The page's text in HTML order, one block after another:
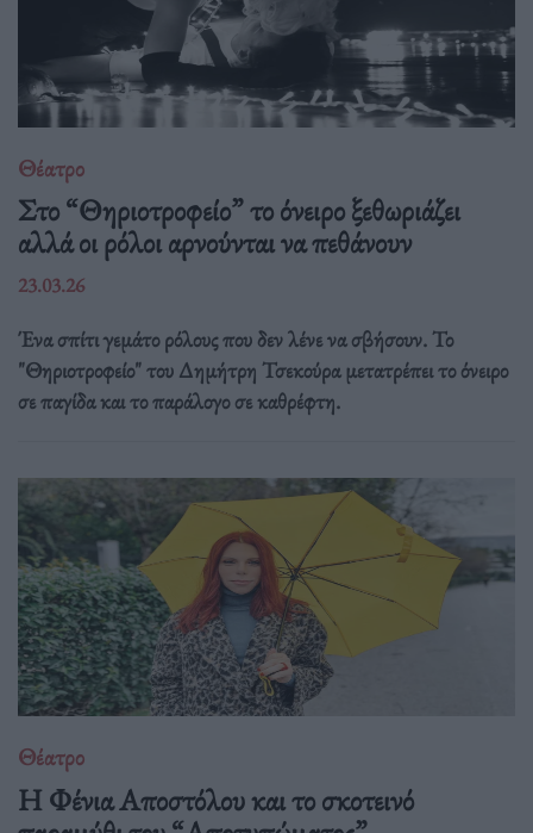
Θέατρο
Στο “Θηριοτροφείο” το όνειρο ξεθωριάζει
αλλά οι ρόλοι αρνούνται να πεθάνουν
23.03.26
Ένα σπίτι γεμάτο ρόλους που δεν λένε να σβήσουν. Το
"Θηριοτροφείο" του Δημήτρη Τσεκούρα μετατρέπει το όνειρο
σε παγίδα και το παράλογο σε καθρέφτη.
Θέατρο
Η Φένια Αποστόλου και το σκοτεινό